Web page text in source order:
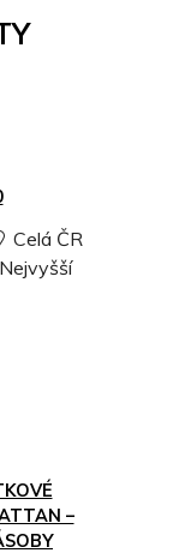
Celá ČR
Nejvyšší
–